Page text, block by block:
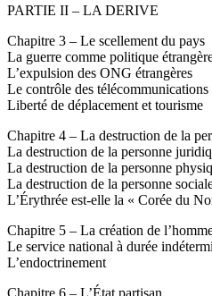
PARTIE II – LA DERIVE
Chapitre 3 – Le scellement du pays
La guerre comme politique
L’expulsion des ONG étrangères
Le contrôle des télécommunications
Liberté de déplacement et tourisme
Chapitre 4 – La destruction de la
La destruction de la personne
La destruction de la personne
La destruction de la personne
L’Érythrée est-elle la « Corée du
Chapitre 5 – La création de
Le service national à durée
L’endoctrinement